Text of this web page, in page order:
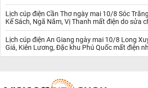
Lịch cúp điện Cần Thơ ngày mai 10/8 Sóc
Kế Sách, Ngã Năm, Vị Thanh mất điện do sửa
Lịch cúp điện An Giang ngày mai 10/8 Long
Giá, Kiên Lương, Đặc khu Phú Quốc mất điện